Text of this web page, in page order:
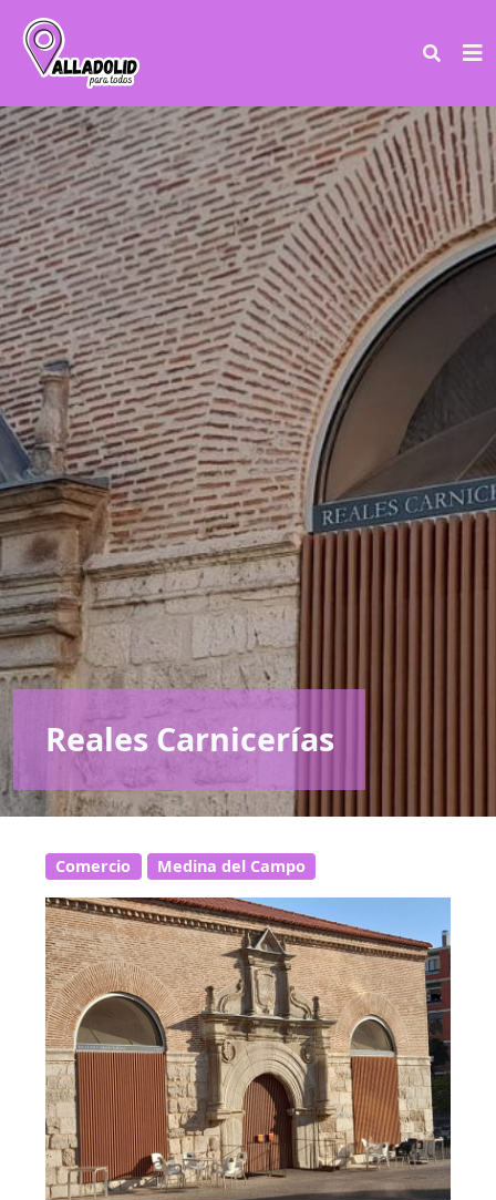
Reales Carnicerías
Comercio Medina del Campo